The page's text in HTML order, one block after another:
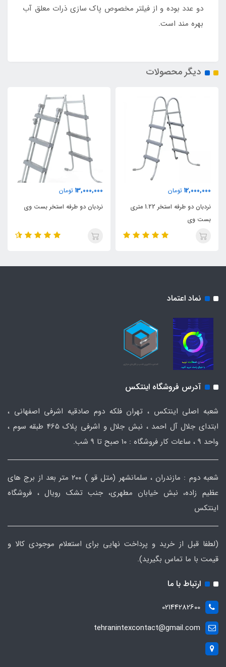
دو عدد بوده و از فیلتر مخصوص پاک سازی ذرات معلق آب
بهره مند است.
دیگر محصولات
12,000,000 تومان
نردبان دو طرفه استخر 1.22 متری
بست وی
13,000,000 تومان
نردبان دو طرفه استخر بست وی
نماد اعتماد
آدرس فروشگاه اینتکس
شعبه اصلی اینتکس ، تهران فلکه دوم صادقیه اشرفی اصفهانی ،
ابتدای جلال آل احمد ، نبش جلال و اشرفی پلاک 465 طبقه سوم ،
واحد ۹ ، ساعات کار فروشگاه : ۱۰ صبح تا ۹ شب.
شعبه دوم : مازندران ، سلمانشهر (متل قو ) ۲۰۰ متر بعد از برج های
عظیم زاده، نبش خیابان مطهری، جنب تشک رویال ، فروشگاه
اینتکس
(لطفا قبل از خرید و پرداخت نهایی برای استعلام موجودی کالا و
قیمت با ما تماس بگیرید).
ارتباط با ما
02144282600
tehranintexcontact@gmail.com